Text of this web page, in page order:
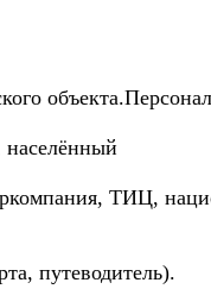
населённый
ТИЦ,
путеводитель).